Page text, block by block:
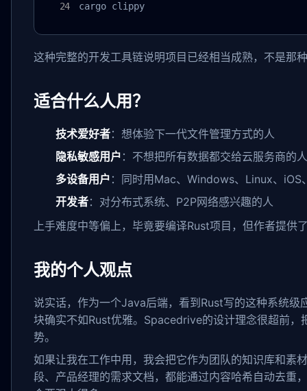
cargo clippy
这种完整的开发工具链说明项目已经相当成熟，不是那
适合什么人用？
技术爱好者：想体验下一代文件管理方式的人
隐私敏感用户 ：不想把所有数据都交给云服务商的人
多设备用户 ：同时用Mac、Windows、Linux、
开发者：对分布式系统、P2P网络感兴趣的人
上手难度中等偏上，毕竟要编译Rust项目，但作者提
我的个人观点
说实话，作为一个Java后端，看到Rust写的这种系统
块确实不如Rust优雅。Spacedrive的设计理念很超前
势。
如果让我在工作中用，我会把它作为团队的知识库和素
段、产品经理的需求文档，都能通过内容哈希自动去